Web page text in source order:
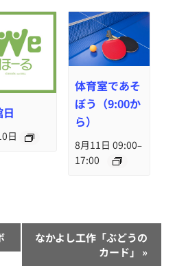
日
体育室であそ
ぼう（9:00か
ら）
8月11日 09:00–
17:00
なかよし工作「ぶどうの
カード」 »